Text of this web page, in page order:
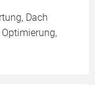
Dach